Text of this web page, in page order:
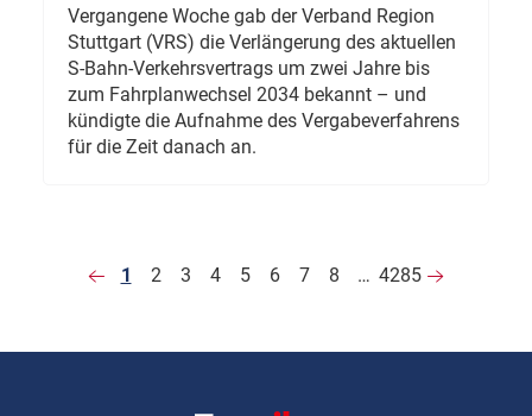
Vergangene Woche gab der Verband Region
Stuttgart (VRS) die Verlängerung des aktuellen
S-Bahn-Verkehrsvertrags um zwei Jahre bis
zum Fahrplanwechsel 2034 bekannt – und
kündigte die Aufnahme des Vergabeverfahrens
für die Zeit danach an.
1 2 3 4 5 6 7 8 … 4285